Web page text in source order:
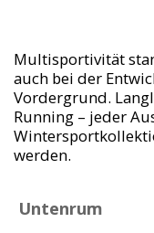
Multisportivität
auch bei der
Vordergrund.
Running – jeder
werden.
Untenrum